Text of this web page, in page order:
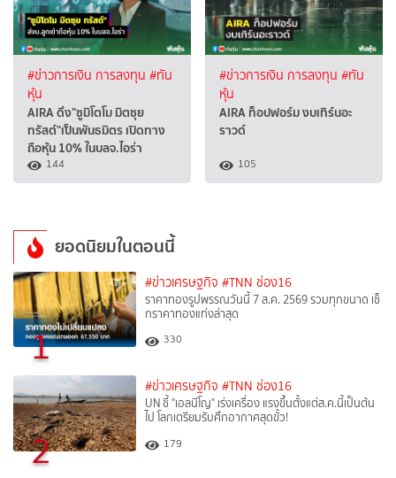
#ข่าวการเงิน การลงทุน #ทัน
หุ้น
AIRA ดึง"ซูมิโตโม มิตซุย
ทรัสต์"เป็นพันธมิตร เปิดทาง
ถือหุ้น 10% ในบลจ.ไอร่า
144
#ข่าวการเงิน การลงทุน #ทัน
หุ้น
AIRA ท็อปฟอร์ม งบเทิร์นอะ
ราวด์
105
ยอดนิยมในตอนนี้
1
#ข่าวเศรษฐกิจ #TNN ช่อง16
ราคาทองรูปพรรณวันนี้ 7 ส.ค. 2569 รวมทุกขนาด เช็
กราคาทองแท่งล่าสุด
330
2
#ข่าวเศรษฐกิจ #TNN ช่อง16
UN ชี้ "เอลนีโญ" เร่งเครื่อง แรงขึ้นตั้งแต่ส.ค.นี้เป็นต้น
ไป โลกเตรียมรับศึกอากาศสุดขั้ว!
179